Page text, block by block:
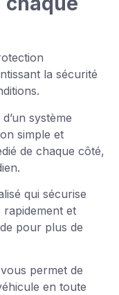
la sécurité
système
simple et
de chaque côté,
qui sécurise
rapidement et
pour plus de
permet de
en toute